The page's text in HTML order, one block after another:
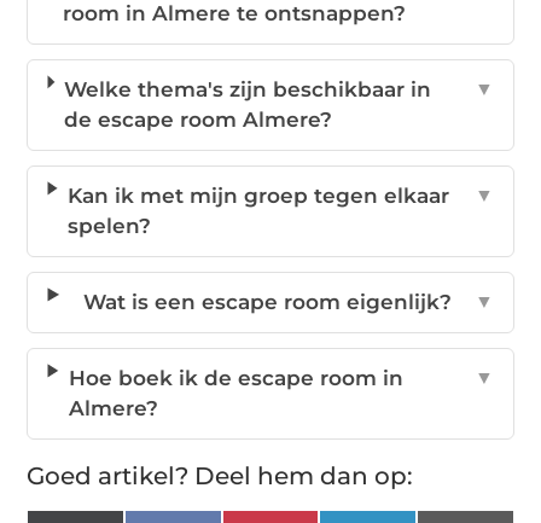
room in Almere te ontsnappen?
Welke thema's zijn beschikbaar in
de escape room Almere?
▼
Kan ik met mijn groep tegen elkaar
spelen?
▼
Wat is een escape room eigenlijk? ▼
Hoe boek ik de escape room in
Almere?
▼
Goed artikel? Deel hem dan op: